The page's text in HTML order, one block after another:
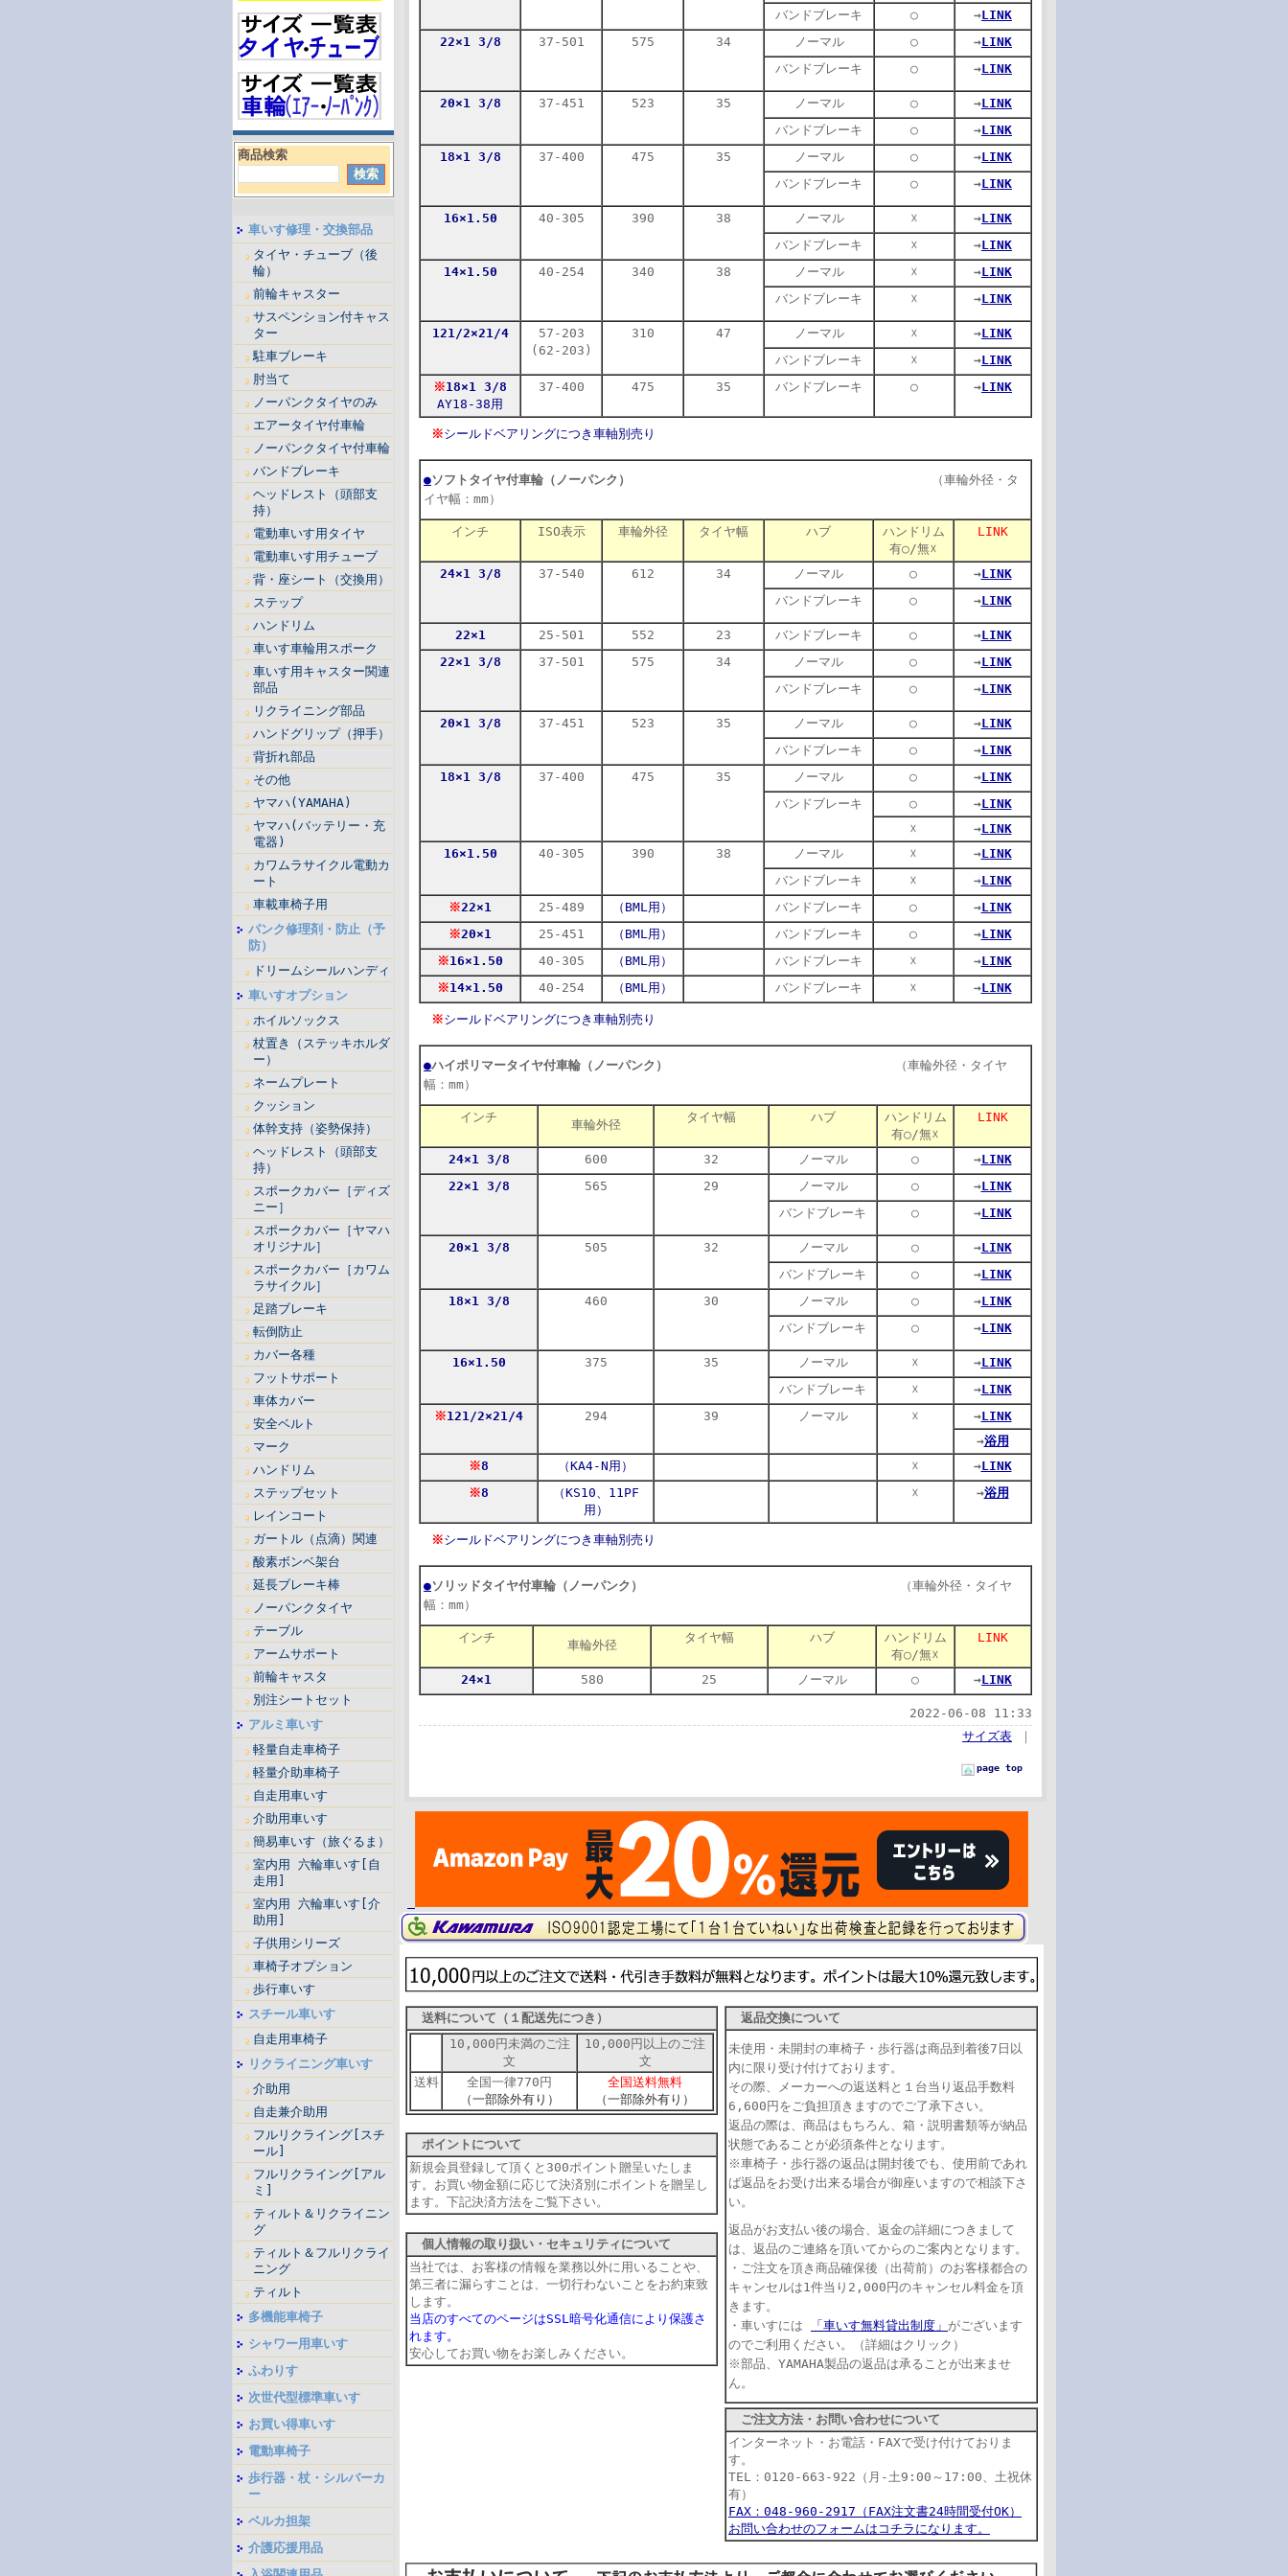
商品検索
車いす修理・交換部品
タイヤ・チューブ（後
輪）
前輪キャスター
サスペンション付キャス
ター
駐車ブレーキ
肘当て
ノーパンクタイヤのみ
エアータイヤ付車輪
ノーパンクタイヤ付車輪
バンドブレーキ
ヘッドレスト（頭部支
持）
電動車いす用タイヤ
電動車いす用チューブ
背・座シート（交換用）
ステップ
ハンドリム
車いす車輪用スポーク
車いす用キャスター関連
部品
リクライニング部品
ハンドグリップ（押手）
背折れ部品
その他
ヤマハ(YAMAHA)
ヤマハ(バッテリー・充
電器)
カワムラサイクル電動カ
ート
車載車椅子用
パンク修理剤・防止（予
防）
ドリームシールハンディ
車いすオプション
ホイルソックス
杖置き（ステッキホルダ
ー）
ネームプレート
クッション
体幹支持（姿勢保持）
ヘッドレスト（頭部支
持）
スポークカバー［ディズ
ニー］
スポークカバー［ヤマハ
オリジナル］
スポークカバー［カワム
ラサイクル］
足踏ブレーキ
転倒防止
カバー各種
フットサポート
車体カバー
安全ベルト
マーク
ハンドリム
ステップセット
レインコート
ガートル（点滴）関連
酸素ボンベ架台
延長ブレーキ棒
ノーパンクタイヤ
テーブル
アームサポート
前輪キャスタ
別注シートセット
アルミ車いす
軽量自走車椅子
軽量介助車椅子
自走用車いす
介助用車いす
簡易車いす（旅ぐるま）
室内用 六輪車いす[自
走用]
室内用 六輪車いす[介
助用]
子供用シリーズ
車椅子オプション
歩行車いす
スチール車いす
自走用車椅子
リクライニング車いす
介助用
自走兼介助用
フルリクライング[スチ
ール]
フルリクライング[アル
ミ]
ティルト＆リクライニン
グ
ティルト＆フルリクライ
ニング
ティルト
多機能車椅子
シャワー用車いす
ふわりす
次世代型標準車いす
お買い得車いす
電動車椅子
歩行器・杖・シルバーカ
ー
ベルカ担架
介護応援用品
バンドブレーキ ○ →LINK
22×1 3/8
37-501 575 34 ノーマル ○ →LINK
バンドブレーキ
○ →LINK
20×1 3/8 37-451 523 35 ノーマル ○ →LINK
バンドブレーキ
○ →LINK
18×1 3/8
37-400 475 35 ノーマル ○ →LINK
バンドブレーキ
○ →LINK
16×1.50 40-305 390 38 ノーマル ☓ →LINK
バンドブレーキ
☓ →LINK
14×1.50
40-254 340 38 ノーマル ☓ →LINK
バンドブレーキ
☓ →LINK
121/2×21/4
57-203
(62-203)
310 47 ノーマル ☓ →LINK
バンドブレーキ
☓ →LINK
※18×1 3/8
AY18-38用
37-400 475 35 バンドブレーキ ○ →LINK
※シールドベアリングにつき車軸別売り
●ソフトタイヤ付車輪（ノーパンク）
（車輪外径・タ
イヤ幅：mm）
インチ ISO表示 車輪外径 タイヤ幅 ハブ
ハンドリム
有○/無☓
LINK
24×1 3/8 37-540 612 34 ノーマル ○ →LINK
バンドブレーキ
○ →LINK
22×1 25-501 552 23 バンドブレーキ ○ →LINK
22×1 3/8
37-501 575 34 ノーマル ○ →LINK
バンドブレーキ
○ →LINK
20×1 3/8 37-451 523 35 ノーマル ○ →LINK
バンドブレーキ
○ →LINK
18×1 3/8
37-400 475 35 ノーマル ○ →LINK
バンドブレーキ
○ →LINK
☓
→LINK
16×1.50
40-305 390 38 ノーマル ☓ →LINK
バンドブレーキ
☓ →LINK
※22×1 25-489 （BML用） バンドブレーキ ○ →LINK
※20×1 25-451 （BML用） バンドブレーキ ○ →LINK
※16×1.50 40-305 （BML用） バンドブレーキ ☓ →LINK
※14×1.50 40-254 （BML用） バンドブレーキ ☓ →LINK
※シールドベアリングにつき車軸別売り
●ハイポリマータイヤ付車輪（ノーパンク）
（車輪外径・タイヤ
幅：mm）
インチ
車輪外径
タイヤ幅 ハブ
ハンドリム
有○/無☓
LINK
24×1 3/8 600 32 ノーマル ○ →LINK
22×1 3/8
565 29 ノーマル ○ →LINK
バンドブレーキ
○ →LINK
20×1 3/8 505 32 ノーマル ○ →LINK
バンドブレーキ
○ →LINK
18×1 3/8
460 30 ノーマル ○ →LINK
バンドブレーキ
○ →LINK
16×1.50 375 35 ノーマル ☓ →LINK
バンドブレーキ
☓ →LINK
※121/2×21/4 294 39 ノーマル ☓ →LINK
→浴用
※8 （KA4-N用） ☓ →LINK
※8
（KS10、11PF
用）
☓ →浴用
※シールドベアリングにつき車軸別売り
●ソリッドタイヤ付車輪（ノーパンク）
（車輪外径・タイヤ
幅：mm）
インチ
車輪外径
タイヤ幅 ハブ
ハンドリム
有○/無☓
LINK
24×1 580 25 ノーマル ○ →LINK
2022-06-08 11:33
サイズ表 ｜
page top
送料について（１配送先につき）
10,000円未満のご注
文
10,000円以上のご注
文
送料
全国一律770円
（一部除外有り）
全国送料無料
（一部除外有り）
ポイントについて
新規会員登録して頂くと300ポイント贈呈いたしま
す。お買い物金額に応じて決済別にポイントを贈呈し
ます。下記決済方法をご覧下さい。
個人情報の取り扱い・セキュリティについて
当社では、お客様の情報を業務以外に用いることや、
第三者に漏らすことは、一切行わないことをお約束致
します。
当店のすべてのページはSSL暗号化通信により保護さ
れます。
安心してお買い物をお楽しみください。
返品交換について
未使用・未開封の車椅子・歩行器は商品到着後7日以
内に限り受け付けております。
その際、メーカーへの返送料と１台当り返品手数料
6,600円をご負担頂きますのでご了承下さい。
返品の際は、商品はもちろん、箱・説明書類等が納品
状態であることが必須条件となります。
※車椅子・歩行器の返品は開封後でも、使用前であれ
ば返品をお受け出来る場合が御座いますので相談下さ
い。
返品がお支払い後の場合、返金の詳細につきまして
は、返品のご連絡を頂いてからのご案内となります。
・ご注文を頂き商品確保後（出荷前）のお客様都合の
キャンセルは1件当り2,000円のキャンセル料金を頂
きます。
・車いすには
「車いす無料貸出制度」 がございます
のでご利用ください。（詳細はクリック）
※部品、YAMAHA製品の返品は承ることが出来ませ
ん。
ご注文方法・お問い合わせについて
インターネット・お電話・FAXで受け付けておりま
す。
TEL：0120-663-922（月-土9:00～17:00、土祝休
有）
FAX：048-960-2917（FAX注文書24時間受付OK）
お問い合わせのフォームはコチラになります。